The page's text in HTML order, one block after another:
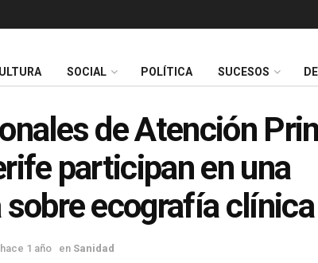
SOCIAL POLÍTICA SUCESOS
de Atención
participan en una
sobre ecografía clínica
hace 1 año en Sanidad